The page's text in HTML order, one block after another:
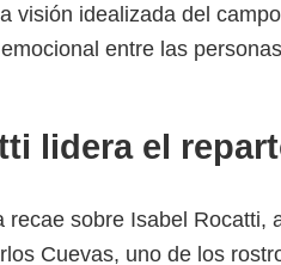
visión idealizada del
entre las
lidera el
recae sobre Isabel
Cuevas, uno de los